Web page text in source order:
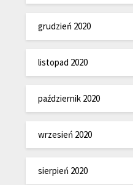
grudzień 2020
listopad 2020
październik 2020
wrzesień 2020
sierpień 2020